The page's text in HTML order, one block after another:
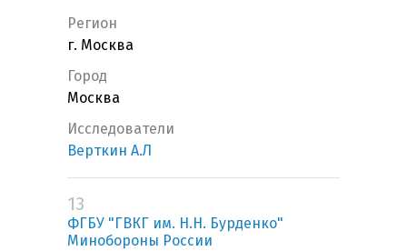
Регион
г. Москва
Город
Москва
Исследователи
Верткин А.Л
13
ФГБУ "ГВКГ им. Н.Н. Бурденко"
Минобороны России